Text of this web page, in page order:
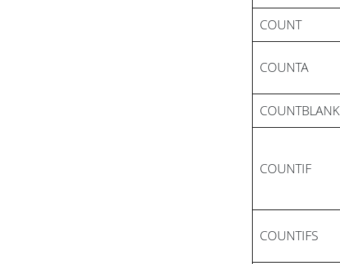
COUNT
COUNTA
COUNTBLANK
COUNTIF
COUNTIFS